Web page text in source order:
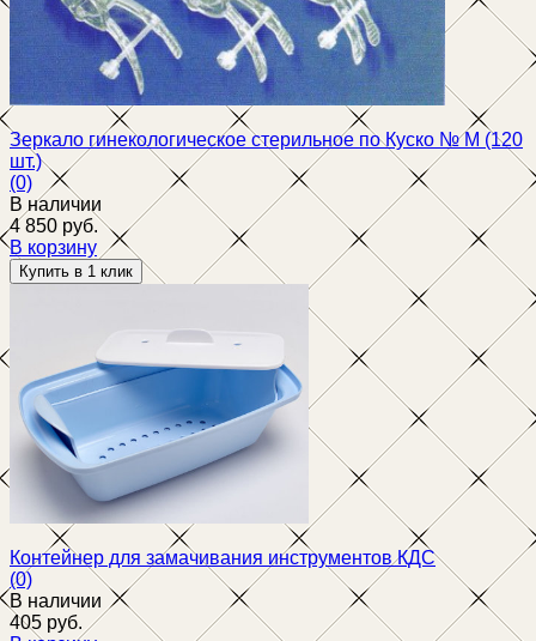
избранное сравнить
Зеркало гинекологическое стерильное по Куско № M (120
шт.)
(0)
В наличии
4 850 руб.
В корзину
Контейнер для замачивания инструментов КДС
(0)
В наличии
405 руб.